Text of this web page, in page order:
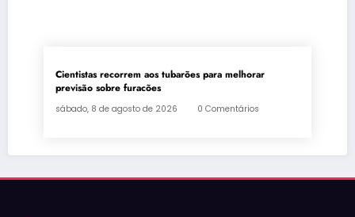
Cientistas recorrem aos tubarões para melhorar
previsão sobre furacões
sábado, 8 de agosto de 2026 0 Comentários